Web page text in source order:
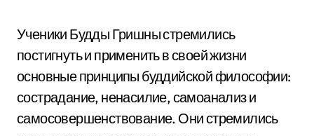
Ученики Будды Гришны стремились
постигнуть и применить в своей жизни
основные принципы буддийской философии:
сострадание, ненасилие, самоанализ и
самосовершенствование. Они стремились